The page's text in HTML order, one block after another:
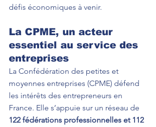
défis économiques à venir.
La CPME, un acteur
essentiel au service des
entreprises
La Confédération des petites et
moyennes entreprises (CPME) défend
les intérêts des entrepreneurs en
France. Elle s’appuie sur un réseau de
122 fédérations professionnelles et 112